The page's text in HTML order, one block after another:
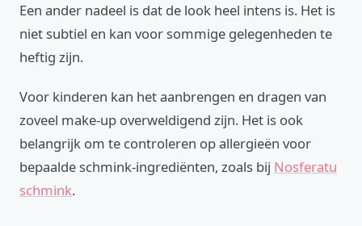
Een ander nadeel is dat de look heel intens is. Het is
niet subtiel en kan voor sommige gelegenheden te
heftig zijn.
Voor kinderen kan het aanbrengen en dragen van
zoveel make-up overweldigend zijn. Het is ook
belangrijk om te controleren op allergieën voor
bepaalde schmink-ingrediënten, zoals bij Nosferatu
schmink.